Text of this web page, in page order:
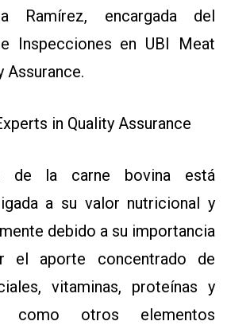
Ramírez, encargada del
Inspecciones en UBI Meat
Assurance.
in Quality Assurance
de la carne bovina está
a su valor nutricional y
debido a su importancia
el aporte concentrado de
vitaminas, proteínas y
como otros elementos